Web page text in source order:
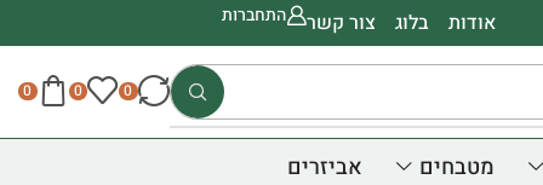
אודות בלוג צור קשר התחברות
0
0
0
מטבחים אביזרים